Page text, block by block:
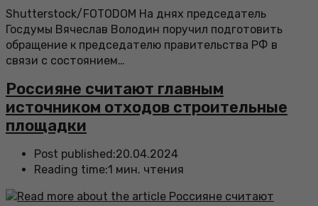
Shutterstock/FOTODOM На днях председатель
Госдумы Вячеслав Володин поручил подготовить
обращение к председателю правительства РФ в
связи с состоянием…
Россияне считают главным
источником отходов строительные
площадки
Post published:20.04.2024
Reading time:1 мин. чтения